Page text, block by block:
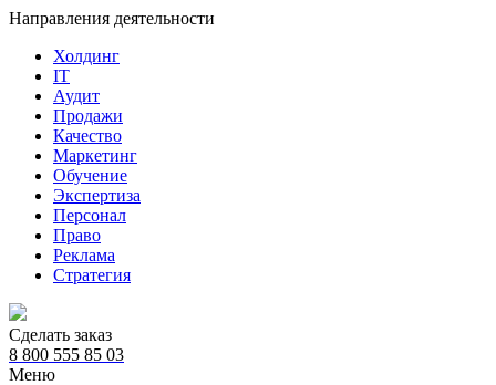
Направления деятельности
Холдинг
IT
Аудит
Продажи
Качество
Маркетинг
Обучение
Экспертиза
Персонал
Право
Реклама
Стратегия
Сделать заказ
8 800 555 85 03
Меню